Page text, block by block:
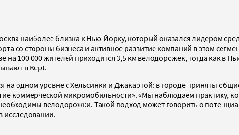
наиболее близка к Нью-Йорку, который оказался лидером
со стороны бизнеса и активное развитие компаний в этом
100 000 жителей приходится 3,5 км велодорожек, тогда как в
в Kept.
на одном уровне с Хельсинки и Джакартой: в городе приняты
коммерческой микромобильности». «Мы наблюдаем практику,
велодорожки. Такой подход может говорить о
исследовании.